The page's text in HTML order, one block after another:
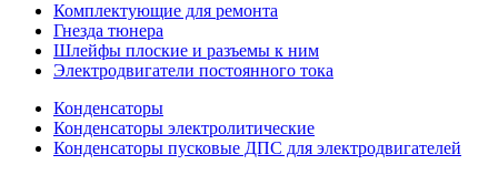
Комплектующие для ремонта
Гнезда тюнера
Шлейфы плоские и разъемы к ним
Электродвигатели постоянного тока
Конденсаторы
Конденсаторы электролитические
Конденсаторы пусковые ДПС для электродвигателей